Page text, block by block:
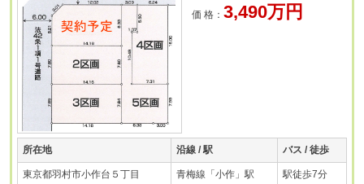
価 格： 3,490万円
所在地 沿線 / 駅 バス / 徒歩
東京都羽村市小作台５丁目 青梅線「小作」駅 駅徒歩7分